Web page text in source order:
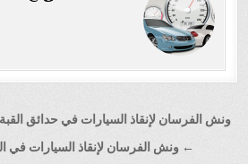
تصفّح
المقالات
ونش الفرسان لإنقاذ السيارات في حدائق القبة 24 ساعة بأسرع وصول
← ونش الفرسان لإنقاذ السيارات في